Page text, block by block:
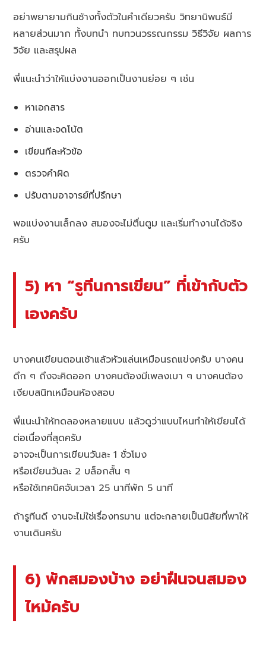
อย่าพยายามกินช้างทั้งตัวในคำเดียวครับ วิทยานิพนธ์มี
หลายส่วนมาก ทั้งบทนำ ทบทวนวรรณกรรม วิธีวิจัย ผลการ
วิจัย และสรุปผล
พี่แนะนำว่าให้แบ่งงานออกเป็นงานย่อย ๆ เช่น
หาเอกสาร
อ่านและจดโน้ต
เขียนทีละหัวข้อ
ตรวจคำผิด
ปรับตามอาจารย์ที่ปรึกษา
พอแบ่งงานเล็กลง สมองจะไม่ตื่นตูม และเริ่มทำงานได้จริง
ครับ
5) หา “รูทีนการเขียน” ที่เข้ากับตัว
เองครับ
บางคนเขียนตอนเช้าแล้วหัวแล่นเหมือนรถแข่งครับ บางคน
ดึก ๆ ถึงจะคิดออก บางคนต้องมีเพลงเบา ๆ บางคนต้อง
เงียบสนิทเหมือนห้องสอบ
พี่แนะนำให้ทดลองหลายแบบ แล้วดูว่าแบบไหนทำให้เขียนได้
ต่อเนื่องที่สุดครับ
อาจจะเป็นการเขียนวันละ 1 ชั่วโมง
หรือเขียนวันละ 2 บล็อกสั้น ๆ
หรือใช้เทคนิคจับเวลา 25 นาทีพัก 5 นาที
ถ้ารูทีนดี งานจะไม่ใช่เรื่องทรมาน แต่จะกลายเป็นนิสัยที่พาให้
งานเดินครับ
6) พักสมองบ้าง อย่าฝืนจนสมอง
ไหม้ครับ